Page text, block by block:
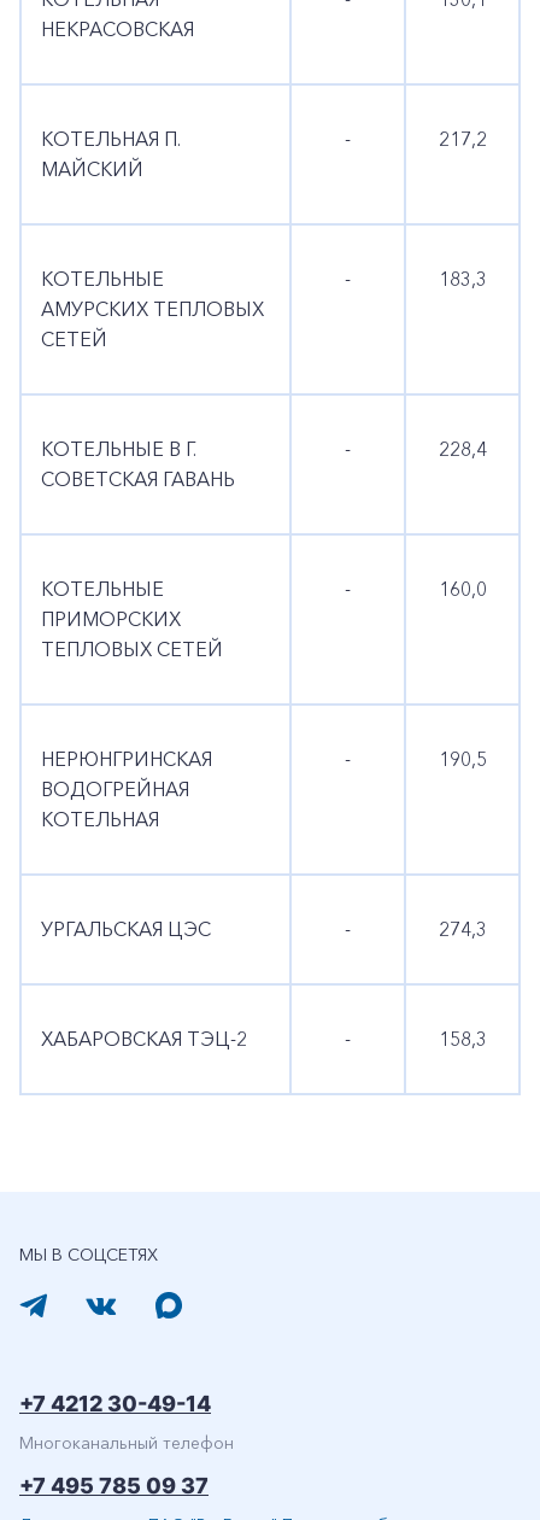
НЕКРАСОВСКАЯ
КОТЕЛЬНАЯ П.
МАЙСКИЙ
- 217,2
КОТЕЛЬНЫЕ
АМУРСКИХ ТЕПЛОВЫХ
СЕТЕЙ
- 183,3
КОТЕЛЬНЫЕ В Г.
СОВЕТСКАЯ ГАВАНЬ
- 228,4
КОТЕЛЬНЫЕ
ПРИМОРСКИХ
ТЕПЛОВЫХ СЕТЕЙ
- 160,0
НЕРЮНГРИНСКАЯ
ВОДОГРЕЙНАЯ
КОТЕЛЬНАЯ
- 190,5
УРГАЛЬСКАЯ ЦЭС - 274,3
ХАБАРОВСКАЯ ТЭЦ-2 - 158,3
МЫ В СОЦСЕТЯХ
+7 4212 30-49-14
Многоканальный телефон
+7 495 785 09 37